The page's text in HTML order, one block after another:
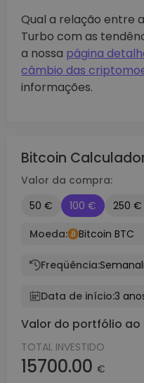
Qual a relação entre
Turbo com as
a nossa página
câmbio das
informações.
Bitcoin
Valor da compra:
50 €
100 € 250 €
Moeda:
Bitcoin BTC
Freqüência:
Data de início:3
Valor do portfólio
TOTAL INVESTIDO
15700.00 €